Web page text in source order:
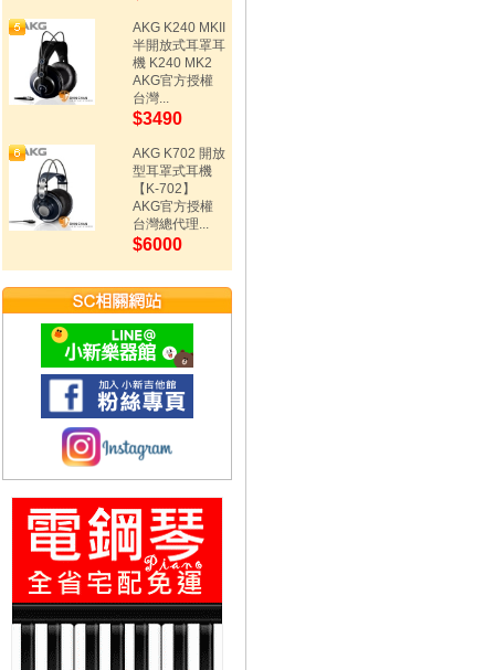
AKG K240 MKII
半開放式耳罩耳
機 K240 MK2
AKG官方授權
台灣...
$3490
AKG K702 開放
型耳罩式耳機
【K-702】
AKG官方授權
台灣總代理...
$6000